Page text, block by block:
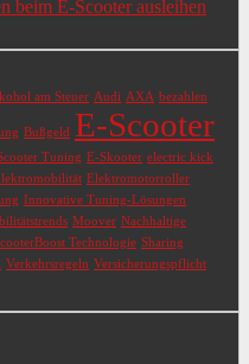
beim E-Scooter ausleihen
am Steuer Audi AXA bezahlen
Bußgeld E-Scooter
Tuning E-Skooter electric kick
Elektromotorroller
Innovative Tuning-Lösungen
Moover Nachhaltige
Technologie Sharing
Verkehrsregeln Versicherungspflicht